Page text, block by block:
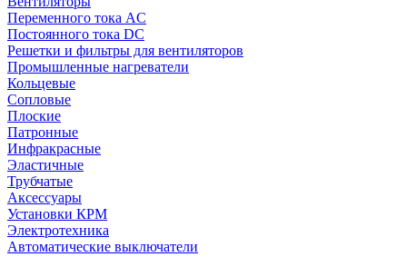
Переменного тока AC
Постоянного тока DC
Решетки и фильтры для вентиляторов
Промышленные нагреватели
Кольцевые
Сопловые
Плоские
Патронные
Инфракрасные
Эластичные
Трубчатые
Аксессуары
Установки КРМ
Электротехника
Автоматические выключатели